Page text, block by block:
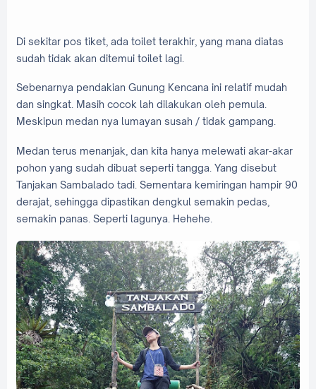
Di sekitar pos tiket, ada toilet terakhir, yang mana diatas
sudah tidak akan ditemui toilet lagi.
Sebenarnya pendakian Gunung Kencana ini relatif mudah
dan singkat. Masih cocok lah dilakukan oleh pemula.
Meskipun medan nya lumayan susah / tidak gampang.
Medan terus menanjak, dan kita hanya melewati akar-akar
pohon yang sudah dibuat seperti tangga. Yang disebut
Tanjakan Sambalado tadi. Sementara kemiringan hampir 90
derajat, sehingga dipastikan dengkul semakin pedas,
semakin panas. Seperti lagunya. Hehehe.